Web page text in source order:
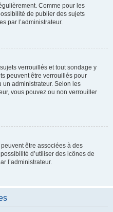
Comme pour les
de publier des sujets
par l’administrateur.
verrouillés et tout sondage y
peuvent être verrouillés pour
un administrateur. Selon les
vous pouvez ou non verrouiller
être associées à des
d’utiliser des icônes de
l’administrateur.